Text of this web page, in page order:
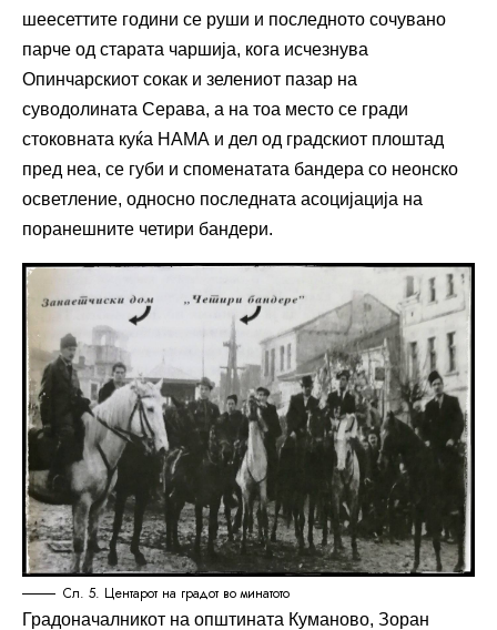
шеесеттите години се руши и последното сочувано
парче од старата чаршија, кога исчезнува
Опинчарскиот сокак и зелениот пазар на
суводолината Серава, а на тоа место се гради
стоковната куќа НАМА и дел од градскиот плоштад
пред неа, се губи и споменатата бандера со неонско
осветление, односно последната асоцијација на
поранешните четири бандери.
Сл. 5. Центарот на градот во минатото
Градоначалникот на општината Куманово, Зоран